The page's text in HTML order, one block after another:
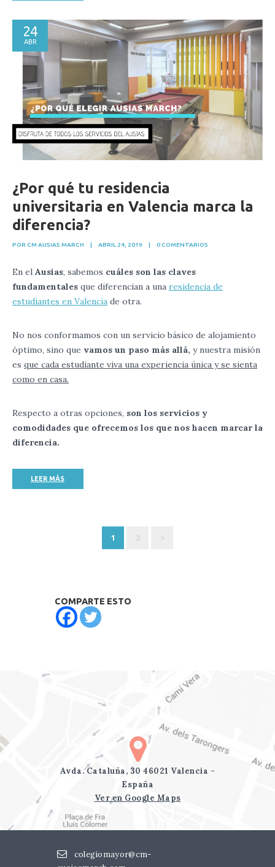
24
ABR
¿Por qué tu residencia
universitaria en Valencia marca la
diferencia?
POR CM AUSIAS MARCH ABRIL 24, 2019 0 COMENTARIOS
En el Ausias, sabemos cuáles son las claves
fundamentales que diferencian a una residencia de
estudiantes en Valencia de otra.
No nos conformamos con un servicio básico de alojamiento
óptimo, sino que vamos un paso más allá, ynuestra misión
es que cada estudiante viva una experiencia única y se sienta
como en casa.
Respecto a otras opciones, son los servicios y
comodidades que ofrecemos los que nos hacen marcar la
diferencia.
LEER MÁS
1
COMPARTE ESTO
Avda. Cataluña, 30 46021 Valencia -
España
Ver en Google Maps
colegiomayor@cm-